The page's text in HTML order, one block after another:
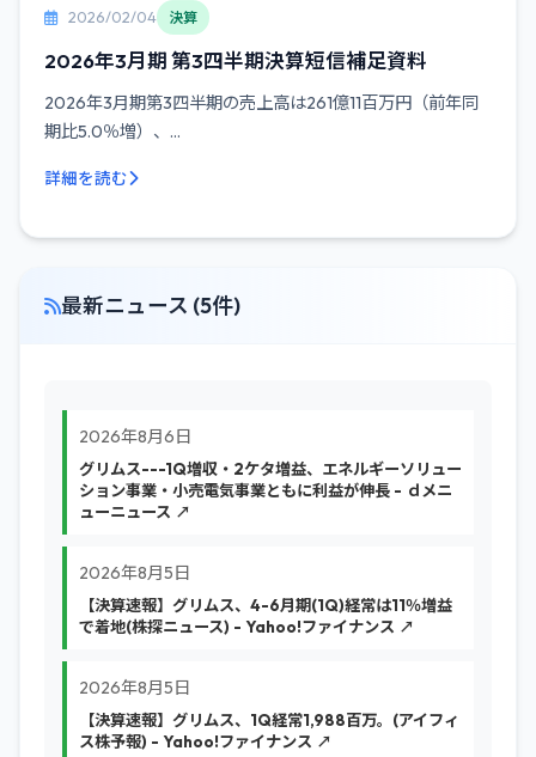
2026/02/04 決算
2026年3月期 第3四半期決算短信補足資料
2026年3月期第3四半期の売上高は261億11百万円（前年同
期比5.0％増）、...
詳細を読む
最新ニュース (5件)
2026年8月6日
グリムス---1Q増収・2ケタ増益、エネルギーソリュー
ション事業・小売電気事業ともに利益が伸長 - ｄメニ
ューニュース ↗
2026年8月5日
【決算速報】グリムス、4-6月期(1Q)経常は11％増益
で着地(株探ニュース) - Yahoo!ファイナンス ↗
2026年8月5日
【決算速報】グリムス、1Q経常1,988百万。(アイフィ
ス株予報) - Yahoo!ファイナンス ↗